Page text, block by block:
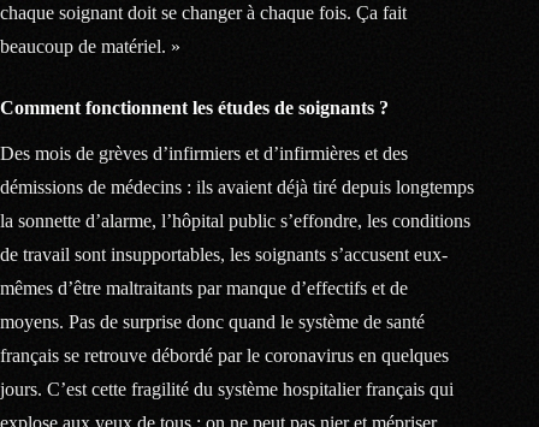
chaque soignant doit se changer à chaque fois. Ça fait
beaucoup de matériel. »
Comment fonctionnent les études de soignants ?
Des mois de grèves d’infirmiers et d’infirmières et des
démissions de médecins : ils avaient déjà tiré depuis longtemps
la sonnette d’alarme, l’hôpital public s’effondre, les conditions
de travail sont insupportables, les soignants s’accusent eux-
mêmes d’être maltraitants par manque d’effectifs et de
moyens. Pas de surprise donc quand le système de santé
français se retrouve débordé par le coronavirus en quelques
jours. C’est cette fragilité du système hospitalier français qui